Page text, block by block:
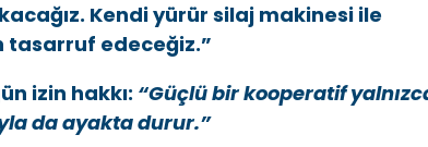
Kendi yürür silaj makinesi ile
edeceğiz.”
izin hakkı: “Güçlü bir kooperatif
da ayakta durur.”